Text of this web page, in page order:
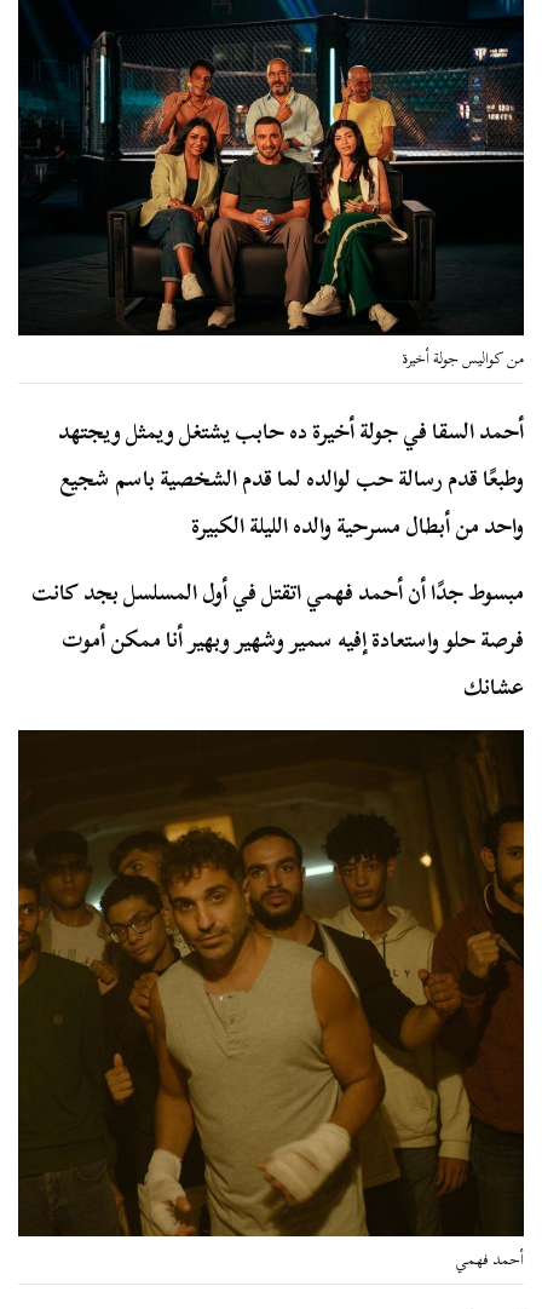
من كواليس جولة أخيرة
أحمد السقا في جولة أخيرة ده حابب يشتغل ويمثل ويجتهد
وطبعًا قدم رسالة حب لوالده لما قدم الشخصية باسم شجيع
واحد من أبطال مسرحية والده الليلة الكبيرة
مبسوط جدًا أن أحمد فهمي اتقتل في أول المسلسل بجد كانت
فرصة حلو واستعادة إفيه سمير وشهير وبهير أنا ممكن أموت
عشانك
أحمد فهمي